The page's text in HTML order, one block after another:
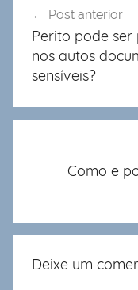
de
Post
Post anterior
Perito pode
nos autos
sensíveis?
Como e
Deixe um